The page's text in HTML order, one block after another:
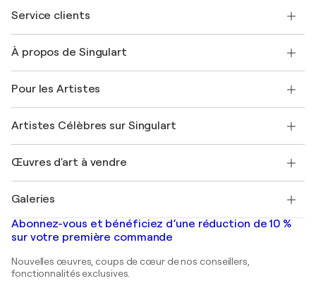
Service clients
Expédition
Offrir une carte cadeau
Rejoignez notre programme commercial
Mon compte
+33 1 76 44 06 42
À propos de Singulart
FAQ
Magazine Singulart
Emplois
Découvrez une sélection d'art original
Pour les Artistes
Se connecter en tant qu'Artiste
Artistes Célèbres sur Singulart
Marc Chagall
Banksy
Mr. Brainwash
Shepard Fairey
Œuvres d'art à vendre
Tableaux abstraits à vendre
Peintures de paysage
Estampes
Peintures acryliques
Galeries
Galeries d'art en France
Galeries d'art en Belgique
Abonnez-vous et bénéficiez d’une réduction de 10 %
sur votre première commande
Nouvelles œuvres, coups de cœur de nos conseillers,
fonctionnalités exclusives.